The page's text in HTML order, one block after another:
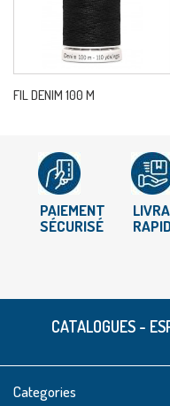
FIL DENIM 100 M
PAIEMENT
SÉCURISÉ
CATALOGUES -
Categories